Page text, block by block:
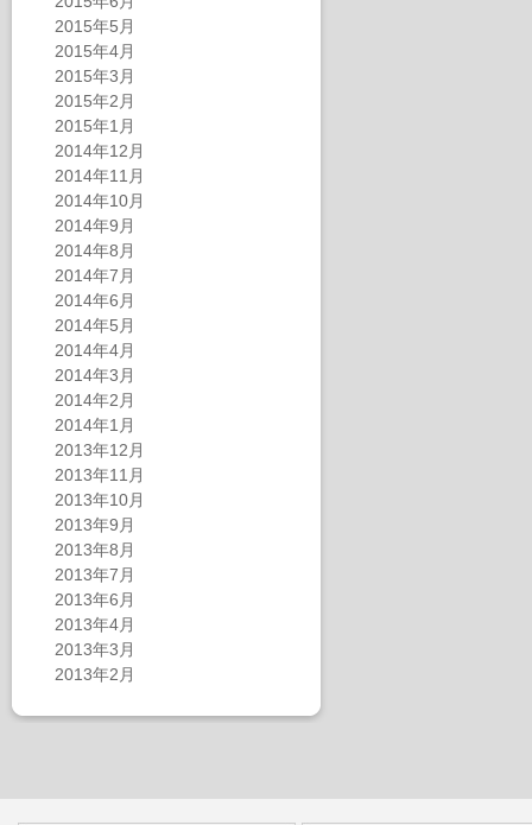
2015年5月
2015年4月
2015年3月
2015年2月
2015年1月
2014年12月
2014年11月
2014年10月
2014年9月
2014年8月
2014年7月
2014年6月
2014年5月
2014年4月
2014年3月
2014年2月
2014年1月
2013年12月
2013年11月
2013年10月
2013年9月
2013年8月
2013年7月
2013年6月
2013年4月
2013年3月
2013年2月